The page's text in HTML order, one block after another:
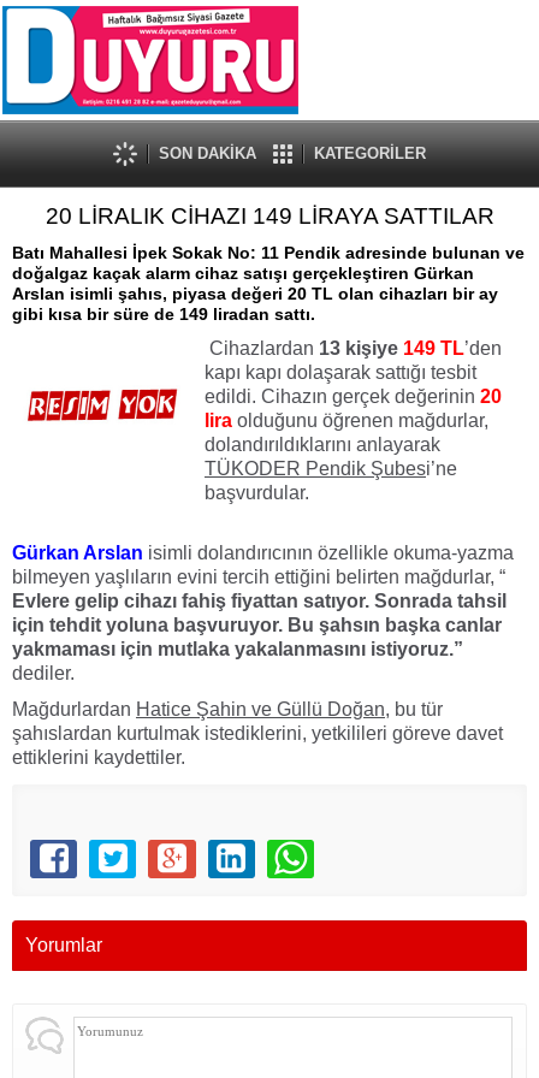
SON DAKİKA KATEGORİLER
20 LİRALIK CİHAZI 149 LİRAYA SATTILAR
Batı Mahallesi İpek Sokak No: 11 Pendik adresinde bulunan ve
doğalgaz kaçak alarm cihaz satışı gerçekleştiren Gürkan
Arslan isimli şahıs, piyasa değeri 20 TL olan cihazları bir ay
gibi kısa bir süre de 149 liradan sattı.
Cihazlardan 13 kişiye 149 TL’den
kapı kapı dolaşarak sattığı tesbit
edildi. Cihazın gerçek değerinin 20
lira olduğunu öğrenen mağdurlar,
dolandırıldıklarını anlayarak
TÜKODER Pendik Şubesi’ne
başvurdular.
Gürkan Arslan isimli dolandırıcının özellikle okuma-yazma
bilmeyen yaşlıların evini tercih ettiğini belirten mağdurlar, “
Evlere gelip cihazı fahiş fiyattan satıyor. Sonrada tahsil
için tehdit yoluna başvuruyor. Bu şahsın başka canlar
yakmaması için mutlaka yakalanmasını istiyoruz.”
dediler.
Mağdurlardan Hatice Şahin ve Güllü Doğan, bu tür
şahıslardan kurtulmak istediklerini, yetkilileri göreve davet
ettiklerini kaydettiler.
Yorumlar